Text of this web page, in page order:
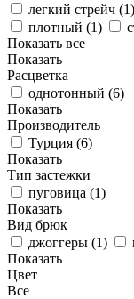
легкий стрейч (1)
плотный (1)
Показать все
Показать
Расцветка
однотонный (6)
Показать
Производитель
Турция (6)
Показать
Тип застежки
пуговица (1)
Показать
Вид брюк
джоггеры (1)
Показать
Цвет
Все